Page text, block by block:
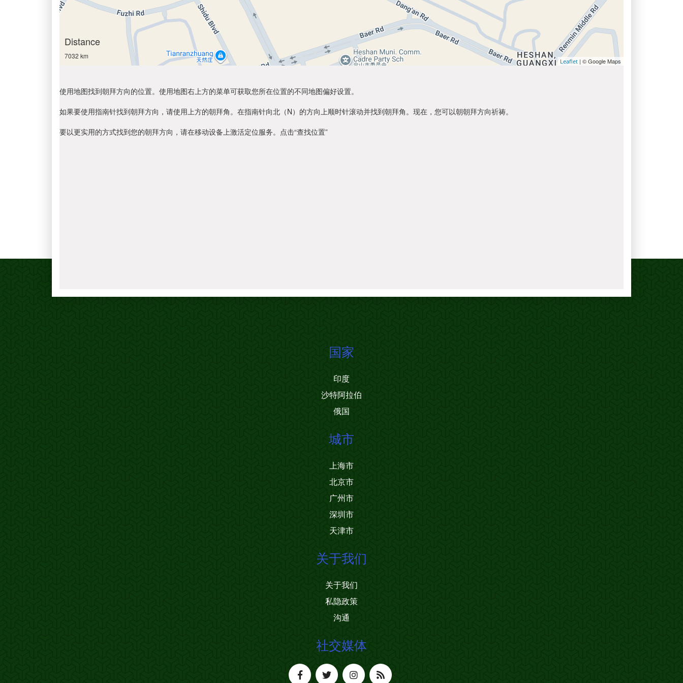
Distance
7032 km
Leaflet | © Google Maps
使用地图找到朝拜方向的位置。使用地图右上方的菜单可获取您所在位置的不同地图偏好设置。
如果要使用指南针找到朝拜方向，请使用上方的朝拜角。在指南针向北（N）的方向上顺时针滚动并找到朝拜角。现在，您可以朝朝拜方向祈祷。
要以更实用的方式找到您的朝拜方向，请在移动设备上激活定位服务。点击“查找位置”
国家
印度
沙特阿拉伯
俄国
城市
上海市
北京市
广州市
深圳市
天津市
关于我们
关于我们
私隐政策
沟通
社交媒体